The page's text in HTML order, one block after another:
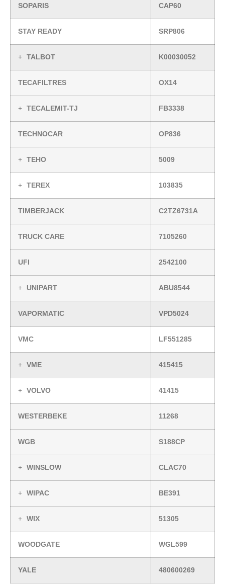
SOPARIS CAP60
STAY READY SRP806
TALBOT K00030052
TECAFILTRES OX14
TECALEMIT-TJ FB3338
TECHNOCAR OP836
TEHO 5009
TEREX 103835
TIMBERJACK C2TZ6731A
TRUCK CARE 7105260
UFI 2542100
UNIPART ABU8544
VAPORMATIC VPD5024
VMC LF551285
VME 415415
VOLVO 41415
WESTERBEKE 11268
WGB S188CP
WINSLOW CLAC70
WIPAC BE391
WIX 51305
WOODGATE WGL599
YALE 480600269